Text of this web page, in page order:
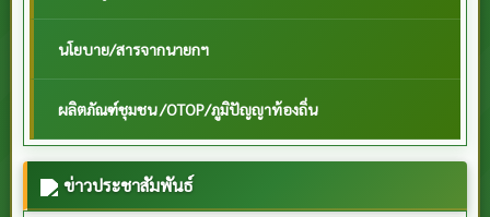
นโยบาย/สารจากนายกฯ
ผลิตภัณฑ์ชุมชน /OTOP/ภูมิปัญญาท้องถิ่น
ข่าวประชาสัมพันธ์